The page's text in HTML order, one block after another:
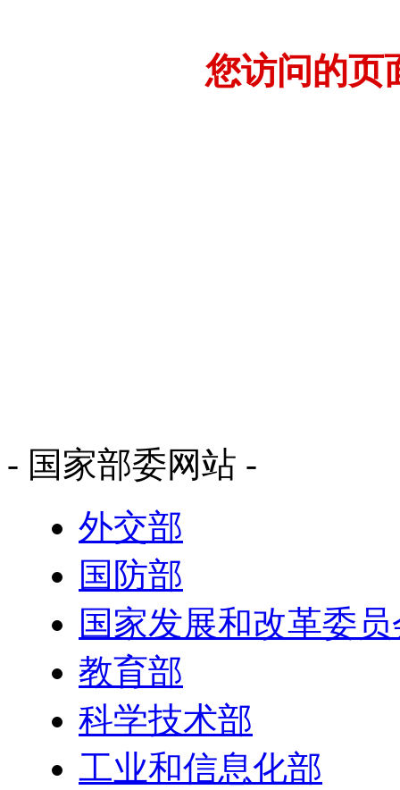
您访问的页
- 国家部委网站 -
外交部
国防部
国家发展和改革委
教育部
科学技术部
工业和信息化部